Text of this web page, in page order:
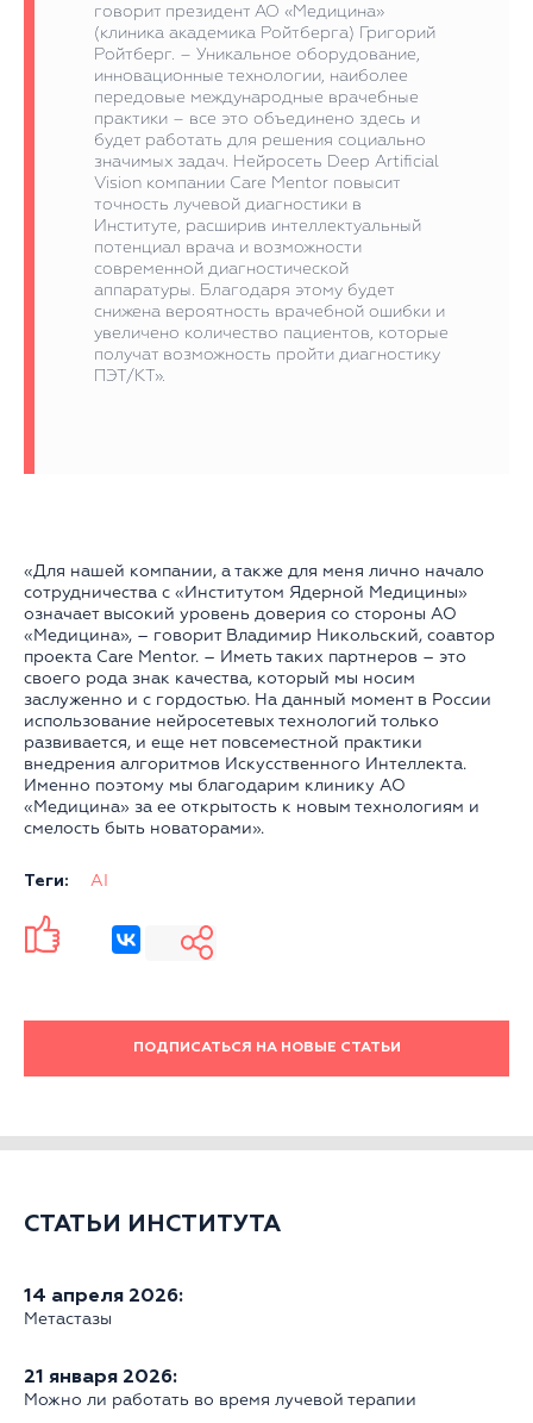
говорит президент АО «Медицина»
(клиника академика Ройтберга) Григорий
Ройтберг. – Уникальное оборудование,
инновационные технологии, наиболее
передовые международные врачебные
практики – все это объединено здесь и
будет работать для решения социально
значимых задач. Нейросеть Deep Artificial
Vision компании Care Mentor повысит
точность лучевой диагностики в
Институте, расширив интеллектуальный
потенциал врача и возможности
современной диагностической
аппаратуры. Благодаря этому будет
снижена вероятность врачебной ошибки и
увеличено количество пациентов, которые
получат возможность пройти диагностику
ПЭТ/КТ».
«Для нашей компании, а также для меня лично начало
сотрудничества с «Институтом Ядерной Медицины»
означает высокий уровень доверия со стороны АО
«Медицина», – говорит Владимир Никольский, соавтор
проекта Care Mentor. – Иметь таких партнеров – это
своего рода знак качества, который мы носим
заслуженно и с гордостью. На данный момент в России
использование нейросетевых технологий только
развивается, и еще нет повсеместной практики
внедрения алгоритмов Искусственного Интеллекта.
Именно поэтому мы благодарим клинику АО
«Медицина» за ее открытость к новым технологиям и
смелость быть новаторами».
Теги: AI
ПОДПИСАТЬСЯ НА НОВЫЕ СТАТЬИ
СТАТЬИ ИНСТИТУТА
14 апреля 2026:
Метастазы
21 января 2026:
Можно ли работать во время лучевой терапии